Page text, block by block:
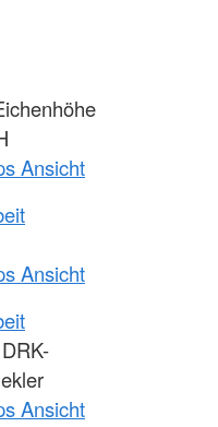
Ansicht
Ansicht
Ansicht